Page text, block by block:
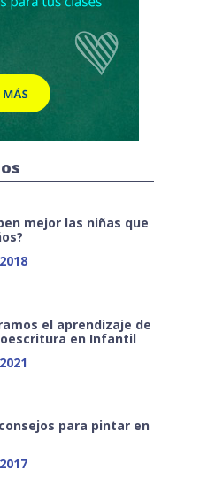
mejor las niñas que
el aprendizaje de
en Infantil
para pintar en